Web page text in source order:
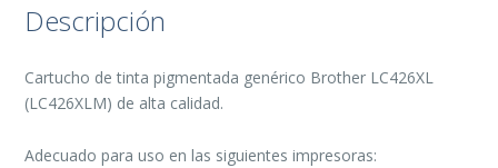
Descripción
Cartucho de tinta pigmentada genérico Brother LC426XL
(LC426XLM) de alta calidad.
Adecuado para uso en las siguientes impresoras: